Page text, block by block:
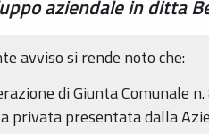
aziendale in ditta
avviso si rende noto che:
di Giunta Comunale
privata presentata dalla